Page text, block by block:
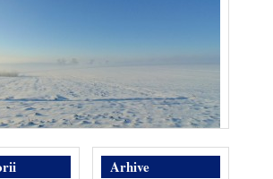
Arhive